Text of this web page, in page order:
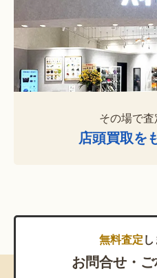
その場で
店頭買取を
無料査定
お問合せ・